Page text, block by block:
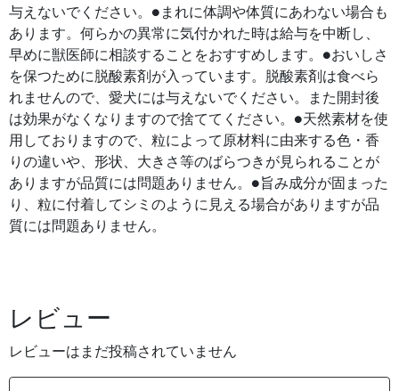
与えないでください。●まれに体調や体質にあわない場合も
あります。何らかの異常に気付かれた時は給与を中断し、
早めに獣医師に相談することをおすすめします。●おいしさ
を保つために脱酸素剤が入っています。脱酸素剤は食べら
れませんので、愛犬には与えないでください。また開封後
は効果がなくなりますので捨ててください。●天然素材を使
用しておりますので、粒によって原材料に由来する色・香
りの違いや、形状、大きさ等のばらつきが見られることが
ありますが品質には問題ありません。●旨み成分が固まった
り、粒に付着してシミのように見える場合がありますが品
質には問題ありません。
レビュー
レビューはまだ投稿されていません